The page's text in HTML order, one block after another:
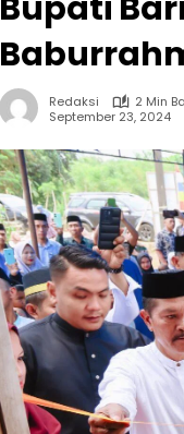
Redaksi
2 Min
September 23, 2024